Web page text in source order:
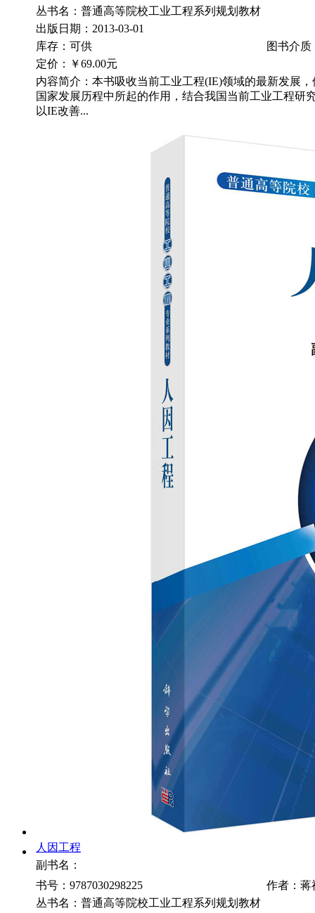
丛书名：普通高等院校工业工程系列规划教材
出版日期：2013-03-01
库存：可供
图书介质
定价：
￥69.00元
内容简介：本书吸收当前工业工程(IE)领域的最新发展
国家发展历程中所起的作用，结合我国当前工业工程研
以IE改善...
人因工程
副书名：
书号：9787030298225
作者：蒋
丛书名：普通高等院校工业工程系列规划教材